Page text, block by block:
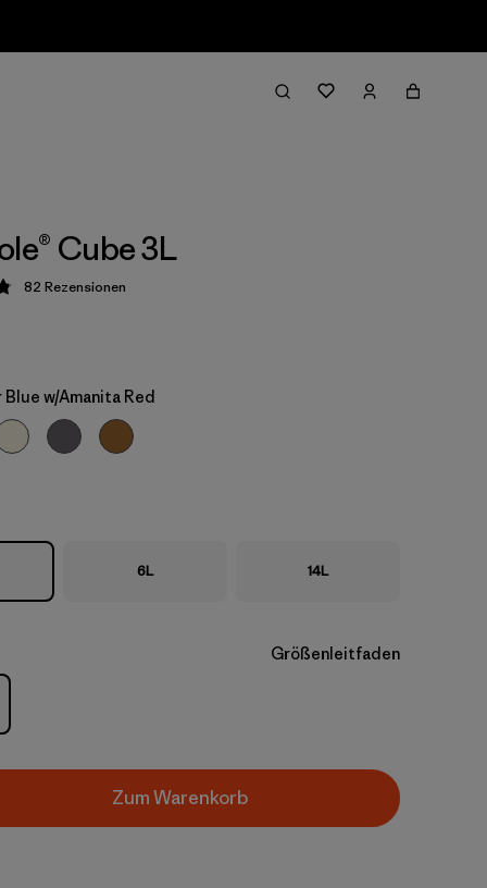
Cube 3L
4.8 / 5
82 Rezensionen
w/Amanita Red
6L 14L
Größenleitfaden
Zum Warenkorb